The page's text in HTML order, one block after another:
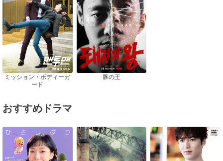
ミッション・ボディーガ
ード
豚の王
おすすめドラマ